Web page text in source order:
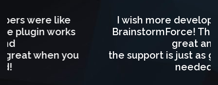
I wish more developers were like
BrainstormForce! The plugin works
the support is just as great when you